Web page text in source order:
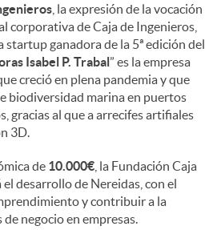
, la expresión de la vocación
corporativa de Caja de Ingenieros,
startup ganadora de la 5ª edición del
Isabel P. Trabal” es la empresa
creció en plena pandemia y que
biodiversidad marina en puertos
gracias al que a arrecifes artifiales
3D.
de 10.000€ , la Fundación Caja
desarrollo de Nereidas, con el
y contribuir a la
negocio en empresas.